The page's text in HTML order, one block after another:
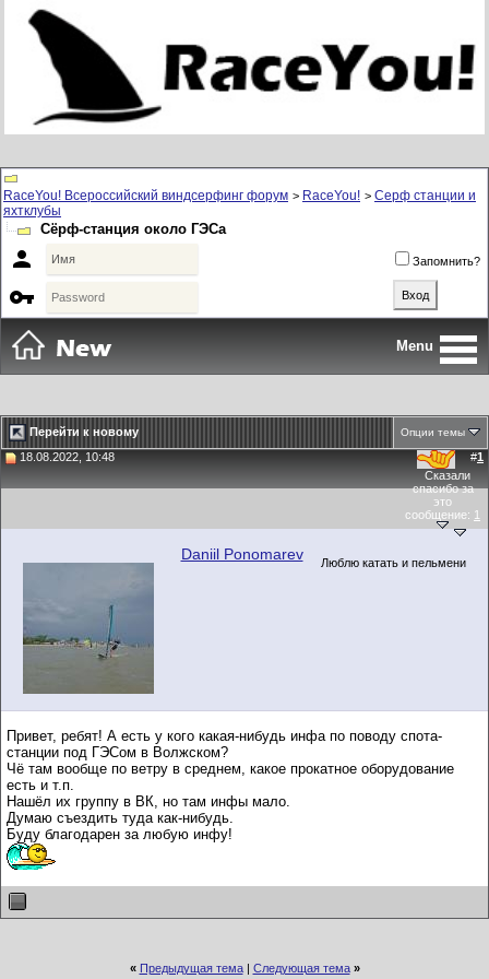
RaceYou! Всероссийский виндсерфинг форум > RaceYou! > Серф станции и
яхтклубы
Сёрф-станция около ГЭСа
 Запомнить?

Menu
Перейти к новому Опции темы
18.08.2022, 10:48 #1
Сказали
спасибо за
это
сообщение: 1
Daniil Ponomarev Люблю катать и пельмени
Привет, ребят! А есть у кого какая-нибудь инфа по поводу спота-
станции под ГЭСом в Волжском?
Чё там вообще по ветру в среднем, какое прокатное оборудование
есть и т.п.
Нашёл их группу в ВК, но там инфы мало.
Думаю съездить туда как-нибудь.
Буду благодарен за любую инфу!
« Предыдущая тема| Следующая тема »